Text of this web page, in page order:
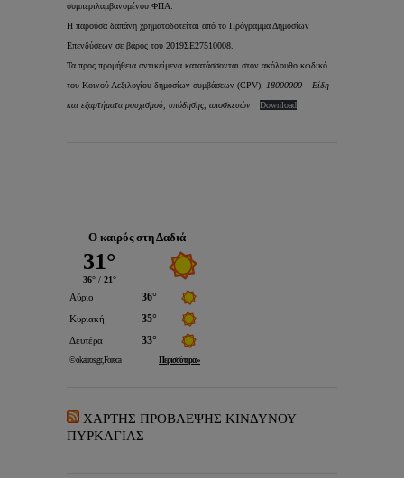
συμπεριλαμβανομένου ΦΠΑ.
Η παρούσα δαπάνη χρηματοδοτείται από το Πρόγραμμα Δημοσίων
Επενδύσεων σε βάρος του 2019ΣΕ27510008.
Τα προς προμήθεια αντικείμενα κατατάσσονται στον ακόλουθο κωδικό
του Κοινού Λεξιλογίου δημοσίων συμβάσεων (CPV): 18000000 – Είδη
και εξαρτήματα ρουχισμού, υπόδησης, αποσκευών
Download
Ο καιρός στη Δαδιά
ΧΑΡΤΗΣ ΠΡΟΒΛΕΨΗΣ ΚΙΝΔΥΝΟΥ
ΠΥΡΚΑΓΙΑΣ